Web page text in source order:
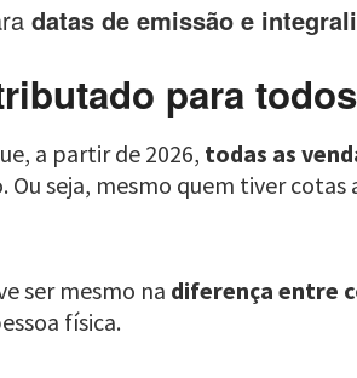
datas de emissão e
para
a partir de 2026, todas as
seja, mesmo quem tiver cotas
ser mesmo na diferença entre
física.